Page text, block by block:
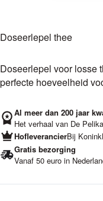
Doseerlepel thee
Doseerlepel voor losse
perfecte hoeveelheid
Al meer dan 200 jaar
Het verhaal van De
HofleverancierBij
Gratis bezorging
Vanaf 50 euro in